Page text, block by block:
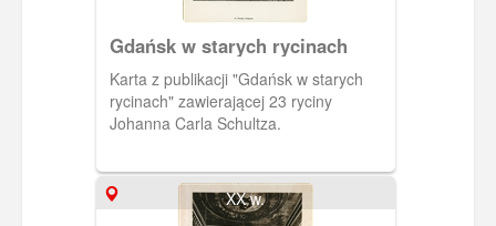
Gdańsk w starych rycinach
Karta z publikacji "Gdańsk w starych
rycinach" zawierającej 23 ryciny
Johanna Carla Schultza.
XX w.